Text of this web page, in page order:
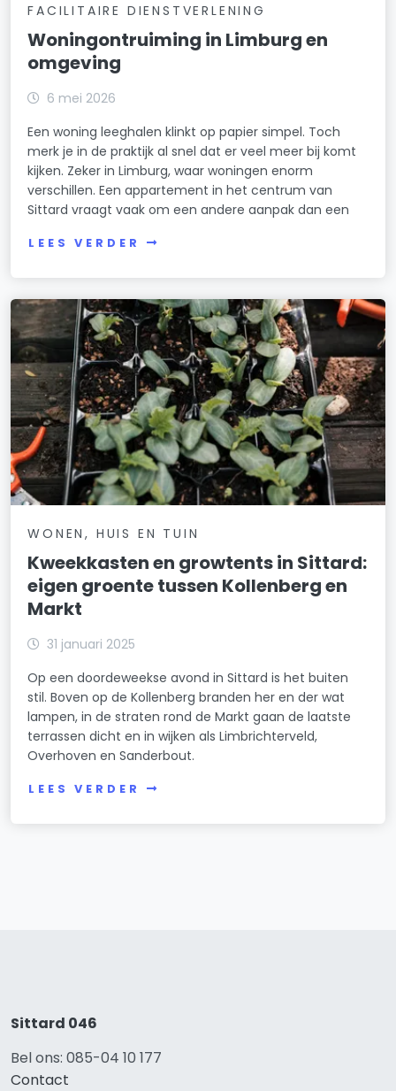
FACILITAIRE DIENSTVERLENING
Woningontruiming in Limburg en
omgeving
6 mei 2026
Een woning leeghalen klinkt op papier simpel. Toch
merk je in de praktijk al snel dat er veel meer bij komt
kijken. Zeker in Limburg, waar woningen enorm
verschillen. Een appartement in het centrum van
Sittard vraagt vaak om een andere aanpak dan een
LEES VERDER
WONEN, HUIS EN TUIN
Kweekkasten en growtents in Sittard:
eigen groente tussen Kollenberg en
Markt
31 januari 2025
Op een doordeweekse avond in Sittard is het buiten
stil. Boven op de Kollenberg branden her en der wat
lampen, in de straten rond de Markt gaan de laatste
terrassen dicht en in wijken als Limbrichterveld,
Overhoven en Sanderbout.
LEES VERDER
Sittard 046
Bel ons: 085-04 10 177
Contact